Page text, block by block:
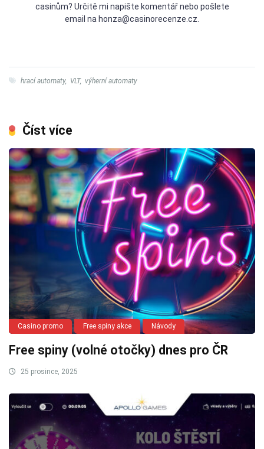
casinům? Určitě mi napište komentář nebo pošlete
email na honza@casinorecenze.cz.
hrací automaty, VLT, výherní automaty
Číst více
Casino promo Free spiny akce Návody
Free spiny (volné otočky) dnes pro ČR
25 prosince, 2025